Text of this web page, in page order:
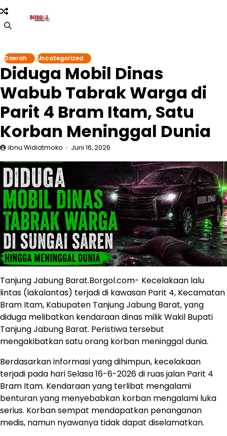
Skip
to
content
Daerah Uncategorized
Diduga Mobil Dinas
Wabub Tabrak Warga di
Parit 4 Bram Itam, Satu
Korban Meninggal Dunia
ibnu Widiatmoko Juni 16, 2026
Tanjung Jabung Barat.Borgol.com- Kecelakaan lalu
lintas (lakalantas) terjadi di kawasan Parit 4, Kecamatan
Bram Itam, Kabupaten Tanjung Jabung Barat, yang
diduga melibatkan kendaraan dinas milik Wakil Bupati
Tanjung Jabung Barat. Peristiwa tersebut
mengakibatkan satu orang korban meninggal dunia.
Berdasarkan informasi yang dihimpun, kecelakaan
terjadi pada hari Selasa 16-6-2026 di ruas jalan Parit 4
Bram Itam. Kendaraan yang terlibat mengalami
benturan yang menyebabkan korban mengalami luka
serius. Korban sempat mendapatkan penanganan
medis, namun nyawanya tidak dapat diselamatkan.